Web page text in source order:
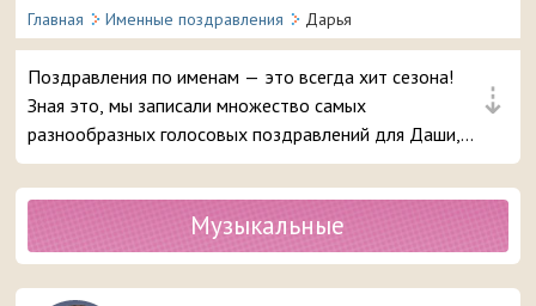
Главная Именные поздравления Дарья
⇣
Поздравления по именам — это всегда хит сезона!
Зная это, мы записали множество самых
разнообразных голосовых поздравлений для Даши,
чтобы вы могли с выдумкой поздравить с Днём
рождения вашу подругу, любимую женщину или
знакомую девочку с таким именем. Выбирайте самое
красивое аудио поздравление и в 3 клика отправляйте
Музыкальные